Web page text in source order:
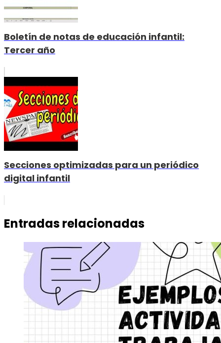
Boletín de notas de educación infantil:
Tercer año
Secciones optimizadas para un periódico
digital infantil
Entradas relacionadas